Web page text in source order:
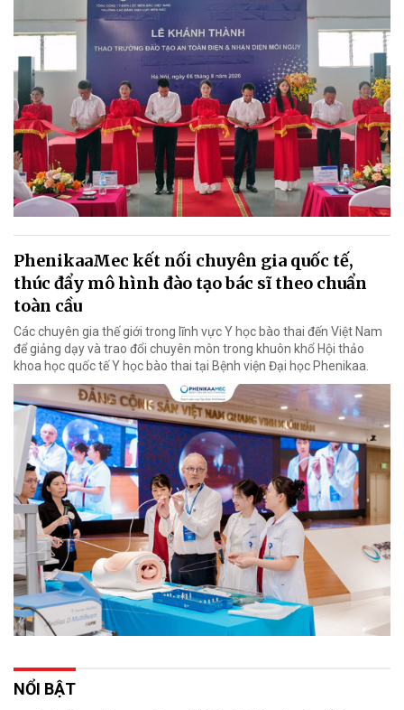
PhenikaaMec kết nối chuyên gia quốc tế,
thúc đẩy mô hình đào tạo bác sĩ theo chuẩn
toàn cầu
Các chuyên gia thế giới trong lĩnh vực Y học bào thai đến Việt Nam
để giảng dạy và trao đổi chuyên môn trong khuôn khổ Hội thảo
khoa học quốc tế Y học bào thai tại Bệnh viện Đại học Phenikaa.
NỔI BẬT